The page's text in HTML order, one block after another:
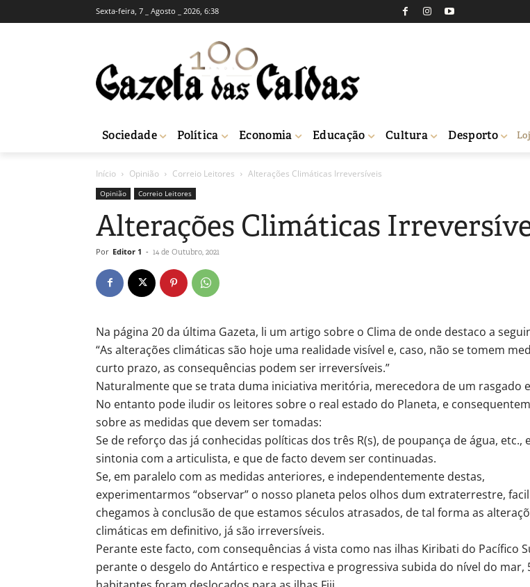
Sexta-feira, 7 _ Agosto _ 2026, 6:38
Sociedade Política Economia Educação Cultura Desporto
Início Opinião Correio Leitores Alterações Climáticas Irreversíveis
Opinião Correio Leitores
Alterações Climáticas
Por Editor 1 - 14 de Outubro, 2021
Na página 20 da última Gazeta, li um artigo sobre o Clima de onde destaco a
“As alterações climáticas são hoje uma realidade visível e, caso, não se tomem
curto prazo, as consequências podem ser irreversíveis.”
Naturalmente que se trata duma iniciativa meritória, merecedora de um rasgado
No entanto pode iludir os leitores sobre o real estado do Planeta, e
sobre as medidas que devem ser tomadas:
Se de reforço das já conhecidas políticas dos três R(s), de poupança de água, etc.,
sintonia com a articulista, e que de facto devem ser continuadas.
Se, em paralelo com as medidas anteriores, e independentemente destas,
experimentarmos “observar” o nosso planeta pelos olhos dum extraterrestre,
chegamos à conclusão de que estamos séculos atrasados, de tal forma as
climáticas em definitivo, já são irreversíveis.
Perante este facto, com consequências á vista como nas ilhas Kiribati do Pacífico
perante o desgelo do Antártico e respectiva e progressiva subida do nível do mar,